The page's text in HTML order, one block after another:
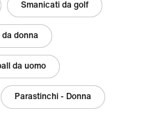
Smanicati da golf
donna
da uomo
Parastinchi - Donna